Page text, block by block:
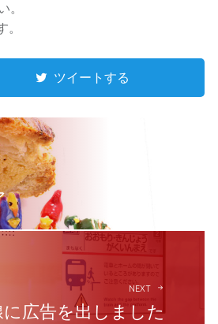
。
ツイートする
NEXT
に広告を出しました